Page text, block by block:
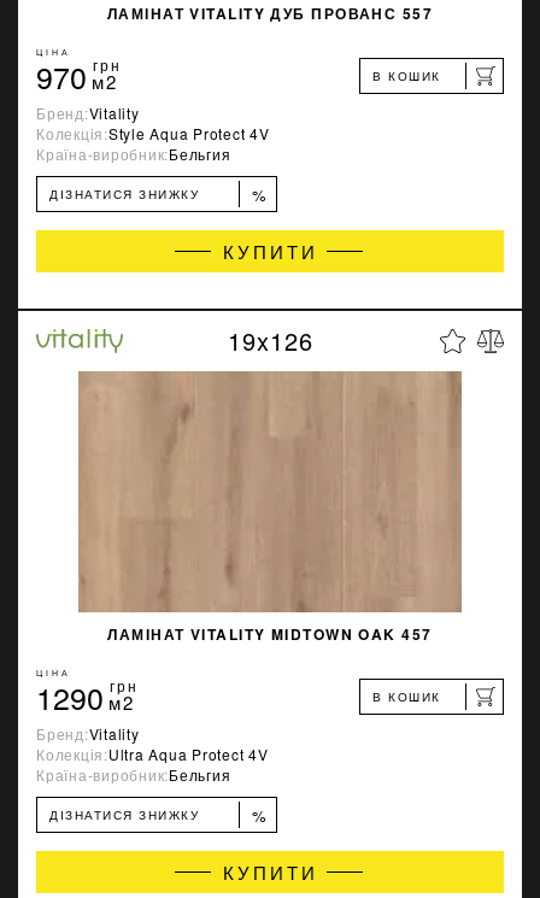
ЛАМІНАТ VITALITY ДУБ ПРОВАНС 557
ЦІНА
970 грн
м2 В КОШИК
Бренд:Vitality
Колекція:Style Aqua Protect 4V
Країна-виробник:Бельгия
ДІЗНАТИСЯ ЗНИЖКУ %
КУПИТИ
19x126
ЛАМІНАТ VITALITY MIDTOWN OAK 457
ЦІНА
1290 грн
м2 В КОШИК
Бренд:Vitality
Колекція:Ultra Aqua Protect 4V
Країна-виробник:Бельгия
ДІЗНАТИСЯ ЗНИЖКУ %
КУПИТИ